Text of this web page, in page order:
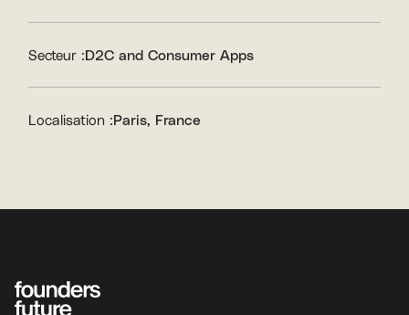
Secteur :D2C and Consumer Apps
Localisation :Paris, France